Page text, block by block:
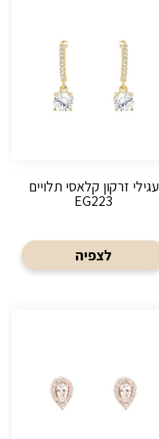
עגילי זרקון קלאסי תלויים
EG223
לצפיה